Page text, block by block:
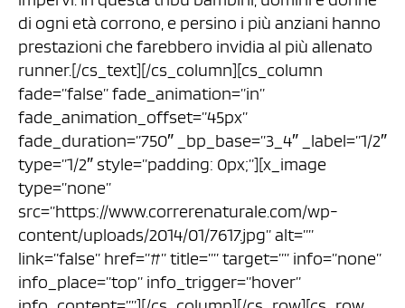
di ogni età corrono, e persino i più anziani hanno
prestazioni che farebbero invidia al più allenato
runner.[/cs_text][/cs_column][cs_column
fade=”false” fade_animation=”in”
fade_animation_offset=”45px”
fade_duration=”750″ _bp_base=”3_4″ _label=”1/2″
type=”1/2″ style=”padding: 0px;”][x_image
type=”none”
src=”https://www.correrenaturale.com/wp-
content/uploads/2014/01/7617.jpg” alt=””
link=”false” href=”#” title=”” target=”” info=”none”
info_place=”top” info_trigger=”hover”